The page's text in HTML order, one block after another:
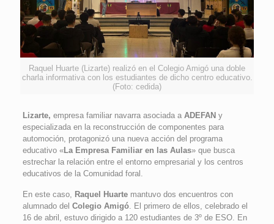
Raquel Huarte (Lizarte) realizó en el Colegio Amigó una doble
charla informativa con los estudiantes de dicho centro educativo.
(Foto: cedida)
Lizarte, empresa familiar navarra asociada aADEFAN y
especializada en la reconstrucción de componentes para
automoción, protagonizó una nueva acción del programa
educativo «La Empresa Familiar en las Aulas» que busca
estrechar la relación entre el entorno empresarial y los centros
educativos de la Comunidad foral.
En este caso, Raquel Huartemantuvo dos encuentros con
alumnado del Colegio Amigó. El primero de ellos, celebrado el
16 de abril, estuvo dirigido a 120 estudiantes de 3º de ESO. En